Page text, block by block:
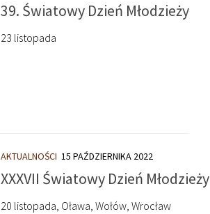
39. Światowy Dzień Młodzieży
23 listopada
AKTUALNOŚCI 15 PAŹDZIERNIKA 2022
XXXVII Światowy Dzień Młodzieży
20 listopada, Oława, Wołów, Wrocław